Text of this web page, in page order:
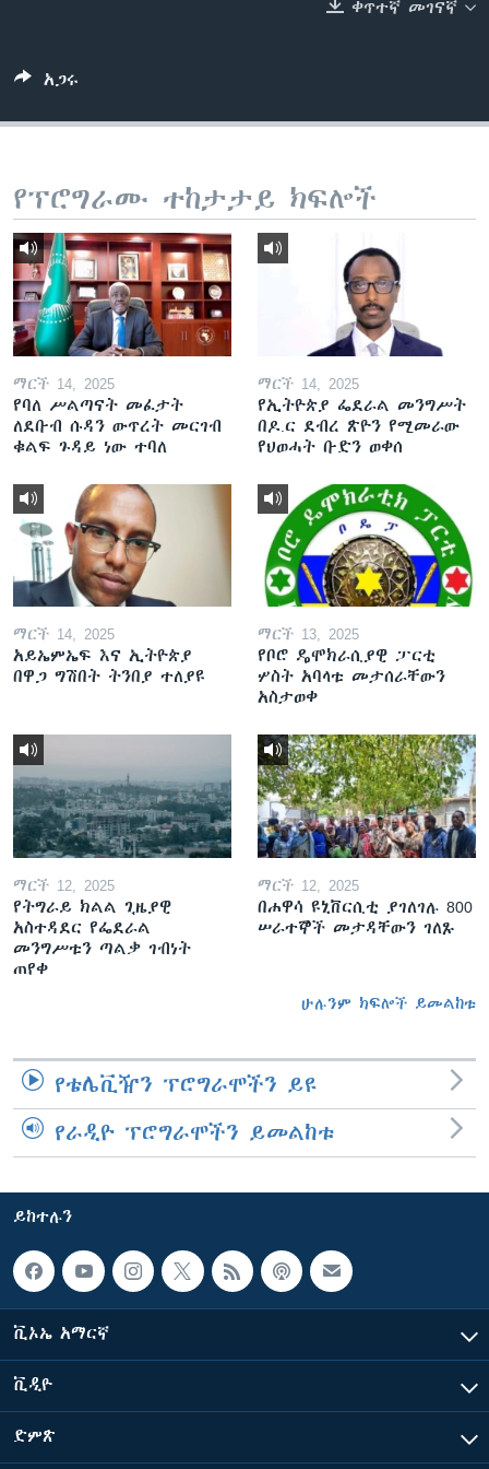
ቋንቋዎች
ቀጥተኛ መገናኛ
አጋሩ
የፕሮግራሙ ተከታታይ ክፍሎች
ማርች 14, 2025
የባለ ሥልጣናት መፈታት
ለደቡብ ሱዳን ውጥረት መርገብ
ቁልፍ ጉዳይ ነው ተባለ
ማርች 14, 2025
የኢትዮጵያ ፌደራል መንግሥት
በዶ.ር ደብረ ጽዮን የሚመራው
የህወሓት ቡድን ወቀሰ
ማርች 14, 2025
አይኤምኤፍ እና ኢትዮጵያ
በዋጋ ግሽበት ትንበያ ተለያዩ
ማርች 13, 2025
የቦሮ ዴሞክራሲያዊ ፓርቲ
ሦስት አባላቱ መታሰራቸውን
አስታወቀ
ማርች 12, 2025
የትግራይ ክልል ጊዜያዊ
አስተዳደር የፌደራል
መንግሥቱን ጣልቃ ገብነት
ጠየቀ
ማርች 12, 2025
በሐዋሳ ዩኒቨርሲቲ ያገለገሉ 800
ሠራተኞች መታዳቸውን ገለጹ
ሁሉንም ክፍሎች ይመልከቱ
የቴሌቪዥን ፕሮግራሞችን ይዩ
የራዲዮ ፕሮግራሞችን ይመልከቱ
ይከተሉን
ቪኦኤ አማርኛ
ቪዲዮ
ድምጽ